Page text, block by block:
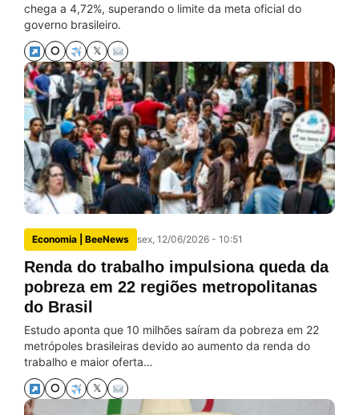
chega a 4,72%, superando o limite da meta oficial do
governo brasileiro.
⭘ 𝕏
Economia | BeeNews sex, 12/06/2026 - 10:51
Renda do trabalho impulsiona queda da
pobreza em 22 regiões metropolitanas
do Brasil
Estudo aponta que 10 milhões saíram da pobreza em 22
metrópoles brasileiras devido ao aumento da renda do
trabalho e maior oferta…
⭘ 𝕏